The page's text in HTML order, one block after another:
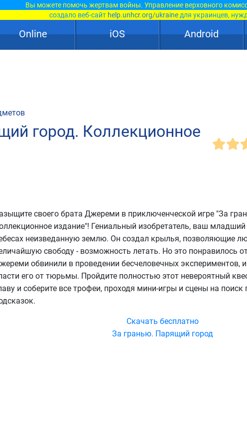
Вы можете помочь жертвам войны. Управление верховного
создало веб-сайт help.unhcr.org/ukraine для украинцев,
Online iOS Android
город. Коллекционное
своего брата Джереми в приключенческой игре "За
издание"! Гениальный изобретатель, ваш
неизведанную землю. Он создал крылья, позволяющие
свободу - возможность летать. Но это понравилось
обвинили в проведении бесчеловечных экспериментов,
его от тюрьмы. Пройдите полностью этот невероятный
и соберите все трофеи, проходя мини-игры и сцены на поиск
Скачать бесплатно
За гранью. Парящий город